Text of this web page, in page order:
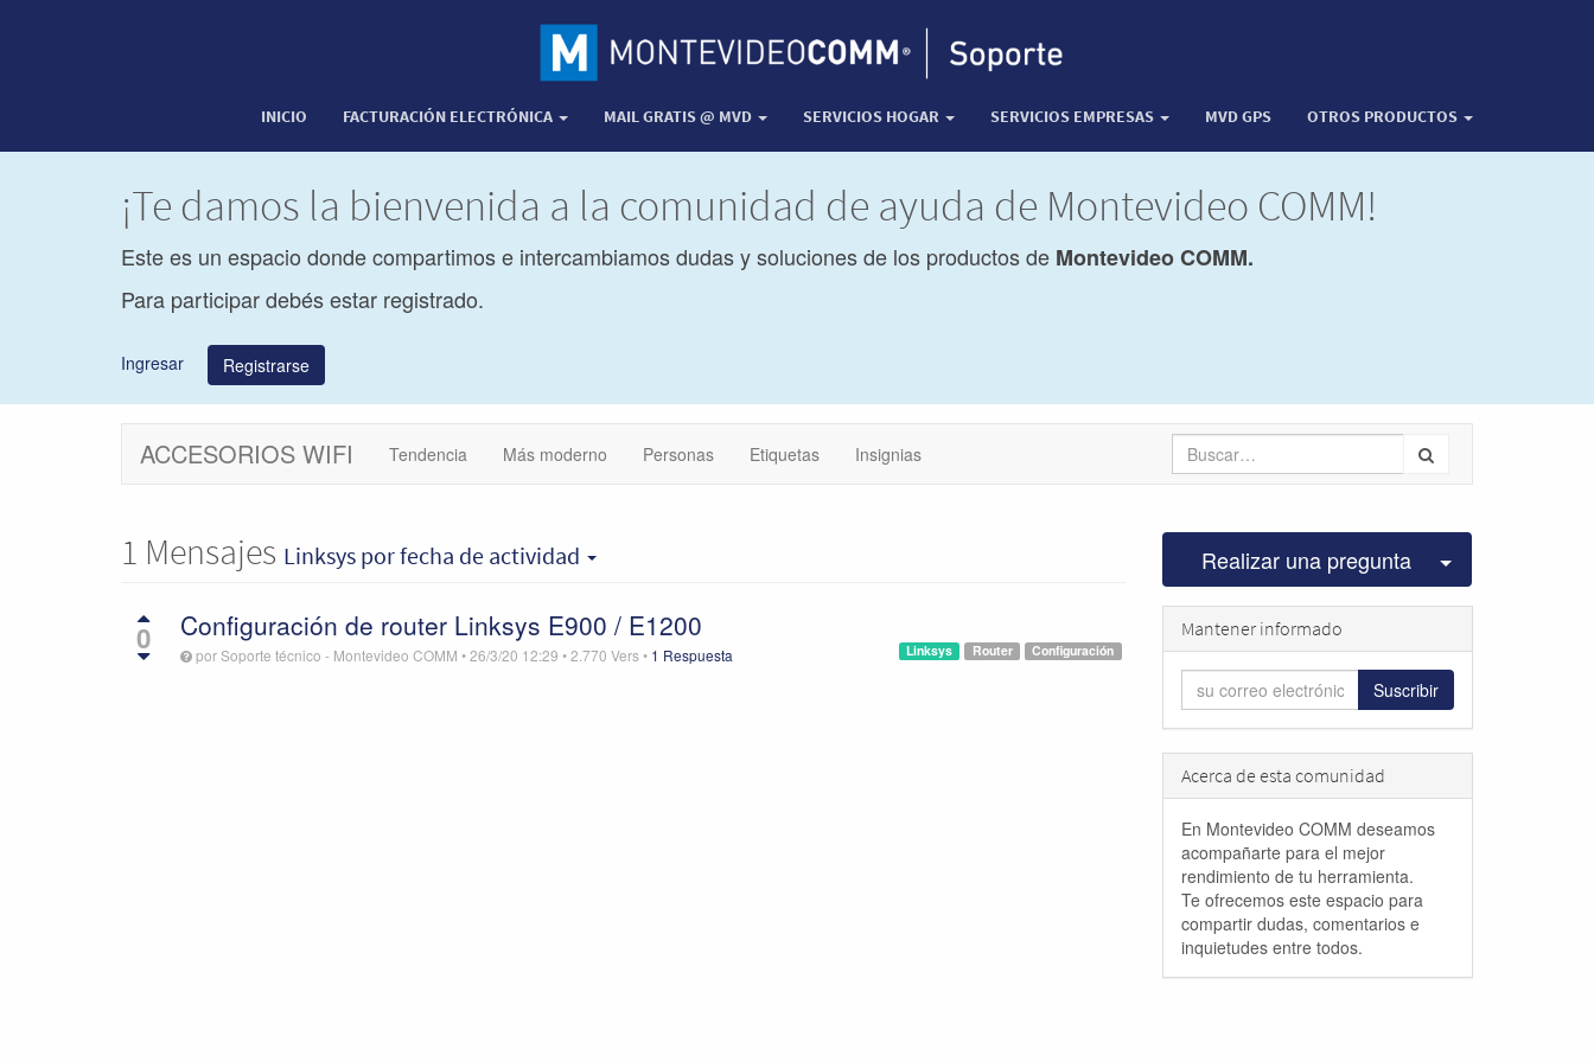
INICIO FACTURACIÓN ELECTRÓNICA MAIL GRATIS @ MVD SERVICIOS HOGAR SERVICIOS EMPRESAS MVD GPS OTROS PRODUCTOS
¡Te damos la bienvenida a la comunidad de ayuda de Montevideo COMM!
Este es un espacio donde compartimos e intercambiamos dudas y soluciones de los productos de Montevideo COMM.
Para participar debés estar registrado.
Ingresar Registrarse
ACCESORIOS WIFI Tendencia Más moderno Personas Etiquetas Insignias
1 Mensajes Linksys por fecha de actividad
0 Configuración de router Linksys E900 / E1200
Configuración
Router
Linksys
porSoporte técnico - Montevideo COMM •26/3/20 12:29 •2.770 Vers• 1 Respuesta
Realizar una pregunta Seleccionar
Mantener informado
Suscribir
Acerca de esta comunidad
En Montevideo COMM deseamos
acompañarte para el mejor
rendimiento de tu herramienta.
Te ofrecemos este espacio para
compartir dudas, comentarios e
inquietudes entre todos.